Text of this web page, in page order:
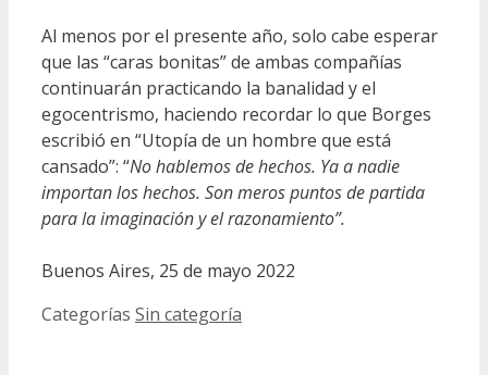
Al menos por el presente año, solo cabe esperar
que las “caras bonitas” de ambas compañías
continuarán practicando la banalidad y el
egocentrismo, haciendo recordar lo que Borges
escribió en “Utopía de un hombre que está
cansado”: “No hablemos de hechos. Ya a nadie
importan los hechos. Son meros puntos de partida
para la imaginación y el razonamiento”.
Buenos Aires, 25 de mayo 2022
Categorías Sin categoría